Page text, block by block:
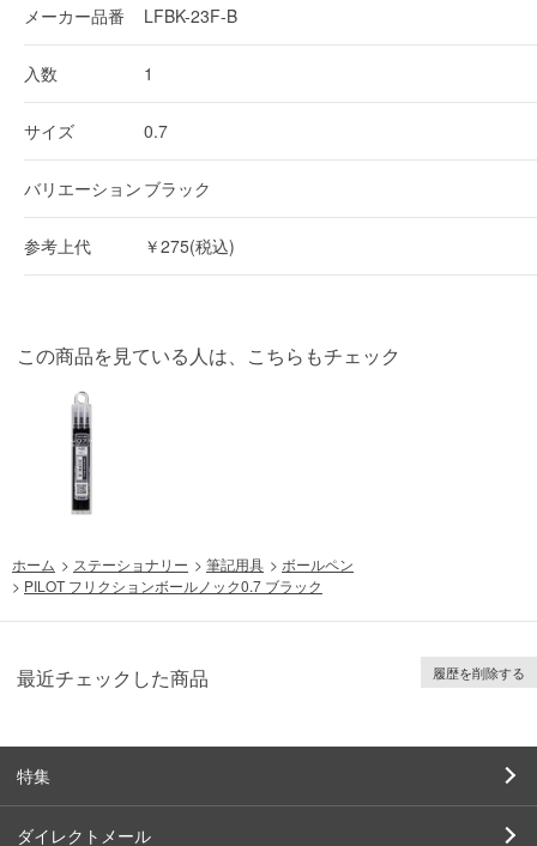
メーカー品番 LFBK-23F-B
入数 1
サイズ 0.7
バリエーション ブラック
参考上代 ￥275(税込)
この商品を見ている人は、こちらもチェック
ホーム > ステーショナリー > 筆記用具 > ボールペン
> PILOT フリクションボールノック0.7 ブラック
最近チェックした商品 履歴を削除する
特集
ダイレクトメール